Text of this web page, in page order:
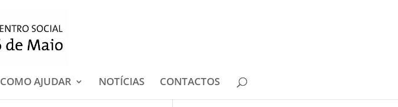
COMO AJUDAR NOTÍCIAS CONTACTOS